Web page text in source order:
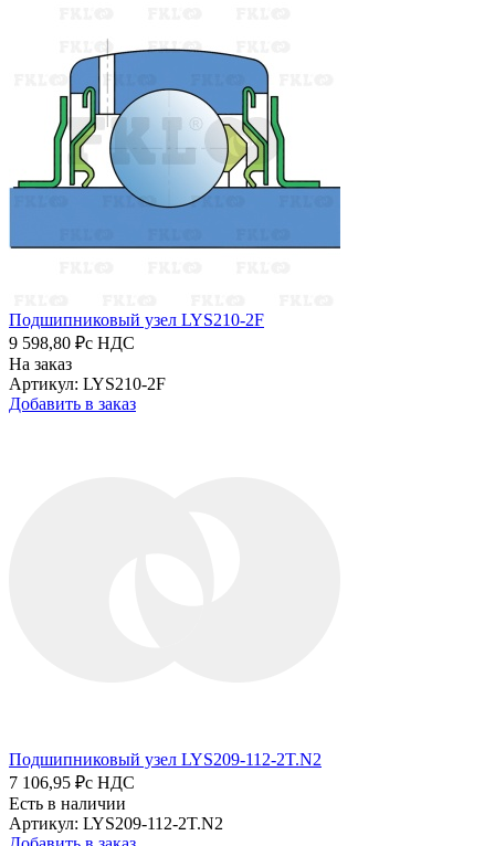
Подшипниковый узел LYS210-2F
9 598,80 ₽с НДС
На заказ
Артикул: LYS210-2F
Добавить в заказ
Подшипниковый узел LYS209-112-2T.N2
7 106,95 ₽с НДС
Есть в наличии
Артикул: LYS209-112-2T.N2